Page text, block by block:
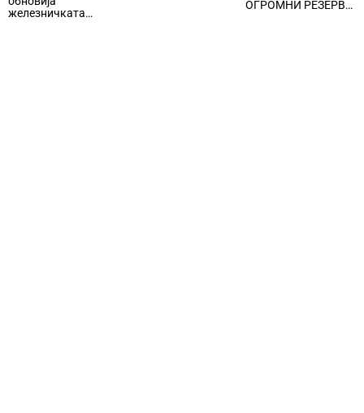
железничката
ОГРОМНИ РЕЗЕРВИ